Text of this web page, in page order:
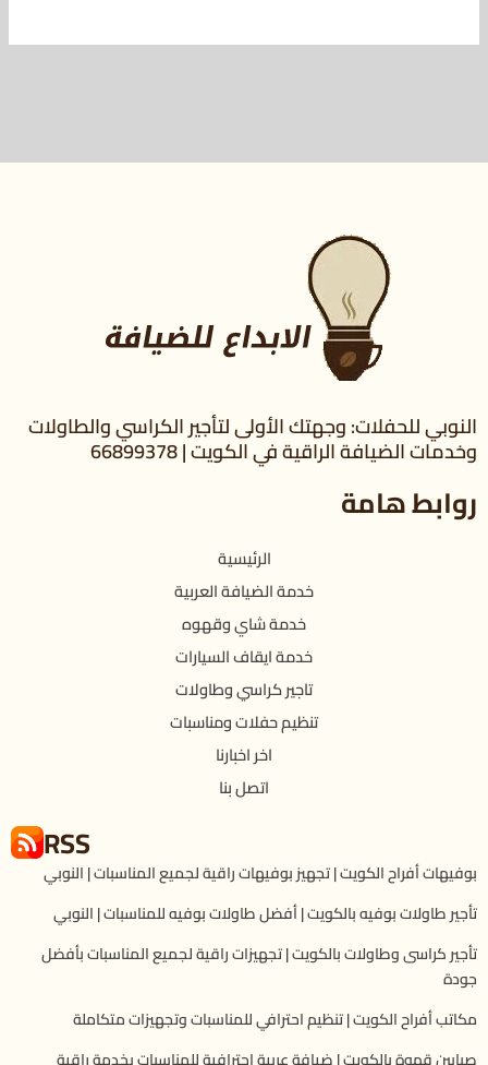
النوبي للحفلات: وجهتك الأولى لتأجير الكراسي والطاولات
وخدمات الضيافة الراقية في الكويت | 66899378
روابط هامة
الرئيسية
خدمة الضيافة العربية
خدمة شاي وقهوه
خدمة ايقاف السيارات
تاجير كراسي وطاولات
تنظيم حفلات ومناسبات
اخر اخبارنا
اتصل بنا
RSS
بوفيهات أفراح الكويت | تجهيز بوفيهات راقية لجميع المناسبات | النوبي
تأجير طاولات بوفيه بالكويت | أفضل طاولات بوفيه للمناسبات | النوبي
تأجير كراسى وطاولات بالكويت | تجهيزات راقية لجميع المناسبات بأفضل
جودة
مكاتب أفراح الكويت | تنظيم احترافي للمناسبات وتجهيزات متكاملة